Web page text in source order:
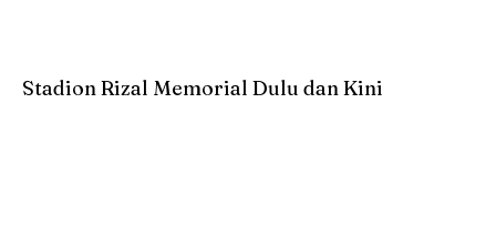
Stadion Rizal Memorial Dulu dan Kini